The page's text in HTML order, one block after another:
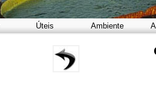
Úteis Ambiente